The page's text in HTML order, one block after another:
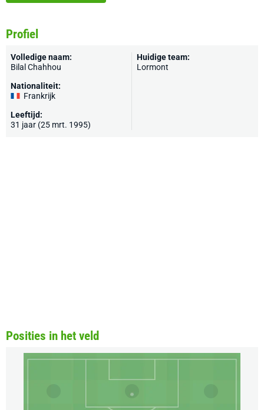
Profiel
Volledige naam:
Bilal Chahhou
Nationaliteit:
Frankrijk
Leeftijd:
31 jaar (25 mrt. 1995)
Huidige team:
Lormont
Posities in het veld